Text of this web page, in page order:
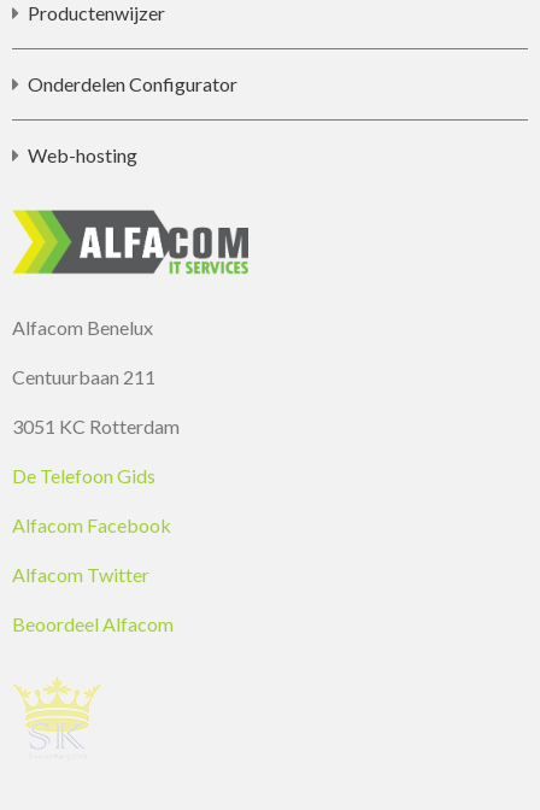
Productenwijzer
Onderdelen Configurator
Web-hosting
Alfacom Benelux
Centuurbaan 211
3051 KC Rotterdam
De Telefoon Gids
Alfacom Facebook
Alfacom Twitter
Beoordeel Alfacom